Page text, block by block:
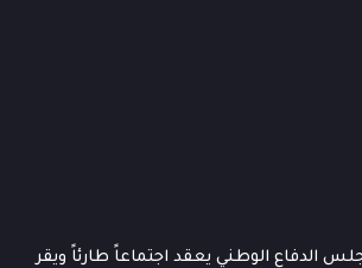
الدفاع الوطني يعقد اجتماعاً طارئاً ويقر